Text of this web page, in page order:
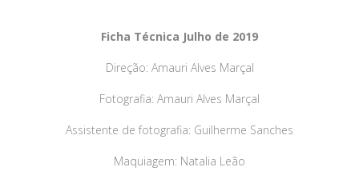
Ficha Técnica Julho de 2019
Direção: Amauri Alves Marçal
Fotografia: Amauri Alves Marçal
Assistente de fotografia: Guilherme Sanches
Maquiagem: Natalia Leão